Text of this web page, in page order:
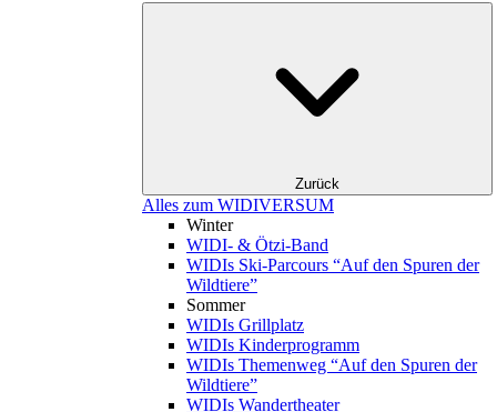
Zurück
Alles zum WIDIVERSUM
Winter
WIDI- & Ötzi-Band
WIDIs Ski-Parcours “Auf den Spuren der
Wildtiere”
Sommer
WIDIs Grillplatz
WIDIs Kinderprogramm
WIDIs Themenweg “Auf den Spuren der
Wildtiere”
WIDIs Wandertheater